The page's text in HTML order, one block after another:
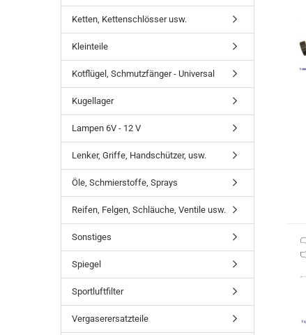
Ketten, Kettenschlösser usw.
Kleinteile
Kotflügel, Schmutzfänger - Universal
Kugellager
Lampen 6V - 12 V
Lenker, Griffe, Handschützer, usw.
Öle, Schmierstoffe, Sprays
Reifen, Felgen, Schläuche, Ventile usw.
Sonstiges
Spiegel
Sportluftfilter
Vergaserersatzteile